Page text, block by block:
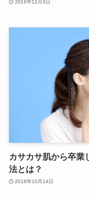
2016年11月3日
カサカサ肌から卒業
法とは？
2016年10月14日